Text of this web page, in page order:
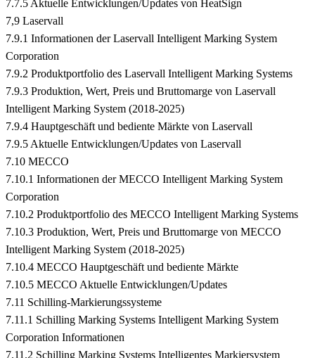
7.7.5 Aktuelle Entwicklungen/Updates von HeatSign
7,9 Laservall
7.9.1 Informationen der Laservall Intelligent Marking System
Corporation
7.9.2 Produktportfolio des Laservall Intelligent Marking Systems
7.9.3 Produktion, Wert, Preis und Bruttomarge von Laservall
Intelligent Marking System (2018-2025)
7.9.4 Hauptgeschäft und bediente Märkte von Laservall
7.9.5 Aktuelle Entwicklungen/Updates von Laservall
7.10 MECCO
7.10.1 Informationen der MECCO Intelligent Marking System
Corporation
7.10.2 Produktportfolio des MECCO Intelligent Marking Systems
7.10.3 Produktion, Wert, Preis und Bruttomarge von MECCO
Intelligent Marking System (2018-2025)
7.10.4 MECCO Hauptgeschäft und bediente Märkte
7.10.5 MECCO Aktuelle Entwicklungen/Updates
7.11 Schilling-Markierungssysteme
7.11.1 Schilling Marking Systems Intelligent Marking System
Corporation Informationen
7.11.2 Schilling Marking Systems Intelligentes Markiersystem